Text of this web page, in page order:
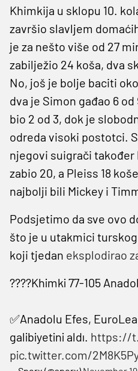
Khimkija u sklopu 10.
završio slavljem
je za nešto više od 27
zabilježio 24 koša, dva
No, još je bolje baciti
dva je Simon gađao 6
bio 2 od 3, dok je
odreda visoki postotci.
njegovi suigrači
zabio 20, a Pleiss 18
najbolji bili Mickey i
Podsjetimo da sve ovo
što je u utakmici
koji tjedan eksplodirao
????Khimki 77-105
✅Anadolu Efes,
galibiyetini aldı. https://
pic.twitter.com/